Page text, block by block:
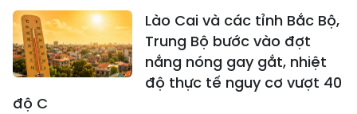
Lào Cai và các tỉnh Bắc Bộ,
Trung Bộ bước vào đợt
nắng nóng gay gắt, nhiệt
độ thực tế nguy cơ vượt 40
độ C